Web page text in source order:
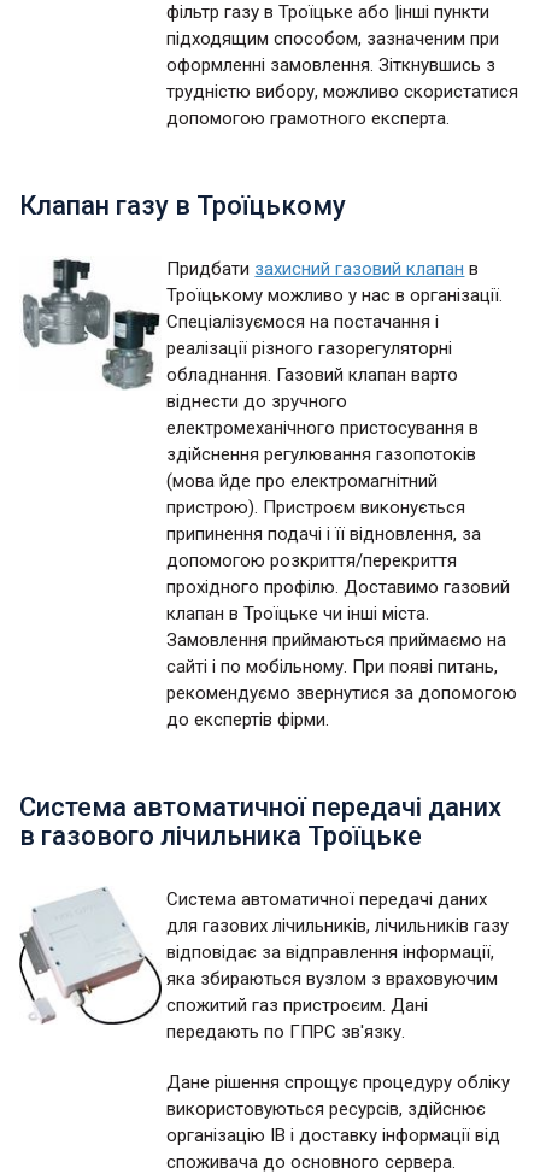
фільтр газу в Троїцьке або |інші пункти
підходящим способом, зазначеним при
оформленні замовлення. Зіткнувшись з
трудністю вибору, можливо скористатися
допомогою грамотного експерта.
Клапан газу в Троїцькому
Придбати захисний газовий клапан в
Троїцькому можливо у нас в організації.
Спеціалізуємося на постачання і
реалізації різного газорегуляторні
обладнання. Газовий клапан варто
віднести до зручного
електромеханічного пристосування в
здійснення регулювання газопотоків
(мова йде про електромагнітний
пристрою). Пристроєм виконується
припинення подачі і її відновлення, за
допомогою розкриття/перекриття
прохідного профілю. Доставимо газовий
клапан в Троїцьке чи інші міста.
Замовлення приймаються приймаємо на
сайті і по мобільному. При появі питань,
рекомендуємо звернутися за допомогою
до експертів фірми.
Система автоматичної передачі даних
в газового лічильника Троїцьке
Система автоматичної передачі даних
для газових лічильників, лічильників газу
відповідає за відправлення інформації,
яка збираються вузлом з враховуючим
спожитий газ пристроєим. Дані
передають по ГПРС зв'язку.
Дане рішення спрощує процедуру обліку
використовуються ресурсів, здійснює
організацію ІВ і доставку інформації від
споживача до основного сервера.